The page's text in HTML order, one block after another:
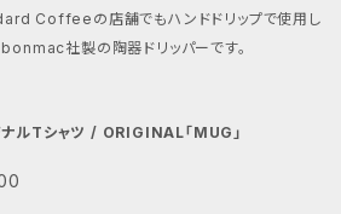
Coffeeの店舗でもハンドドリップで使用し
社製の陶器ドリッパーです。
ナルTシャツ / ORIGINAL「MUG」